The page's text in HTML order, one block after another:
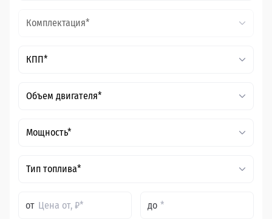
Комплектация*
КПП*
Объем двигателя*
Мощность*
Тип топлива*
от до